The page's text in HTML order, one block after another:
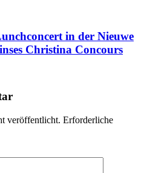
in der Nieuwe
Christina Concours
veröffentlicht. Erforderliche